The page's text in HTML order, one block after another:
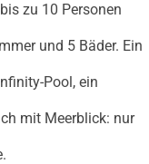
zu 10 Personen
und 5 Bäder. Ein
Pool, ein
mit Meerblick: nur